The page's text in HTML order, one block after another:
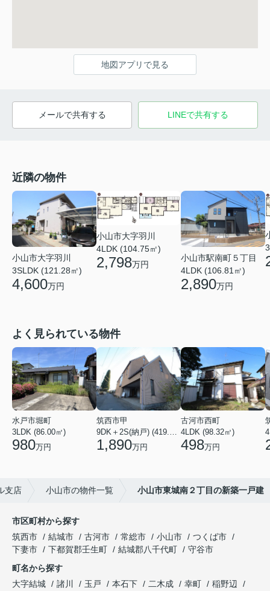
地図アプリで見る
メールで共有する LINEで共有する
近隣の物件
小山市大字羽川
3SLDK (121.28㎡)
4,600万円
小山市大字羽川
4LDK (104.75㎡)
2,798万円
小山市駅南町５丁目
4LDK (106.81㎡)
2,890万円
よく見られている物件
水戸市堀町
3LDK (86.00㎡)
980万円
筑西市甲
9DK＋2S(納戸) (419.56㎡)
1,890万円
古河市西町
4LDK (98.32㎡)
498万円
支店 小山市の物件一覧 小山市東城南２丁目の新築一戸建
市区町村から探す
筑西市
結城市 古河市 常総市 小山市
つくば市
下妻市
下都賀郡壬生町 結城郡八千代町
守谷市
町名から探す
大字結城
諸川 玉戸 本石下 二木成 幸町
稲野辺